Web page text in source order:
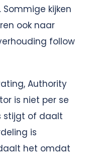
kijken
ook naar
follow
Authority
is niet per se
stijgt of daalt
is
het omdat